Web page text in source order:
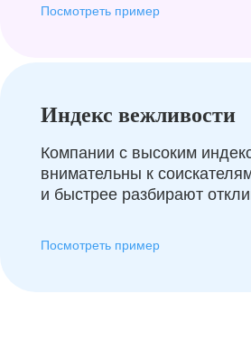
Посмотреть пример
Индекс вежливости
Компании с высоким
внимательны к
и быстрее разбирают
Посмотреть пример